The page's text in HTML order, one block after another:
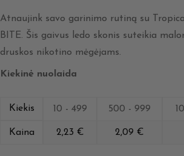
Atnaujink savo garinimo rutiną su
BITE. Šis gaivus ledo skonis suteikia
druskos nikotino mėgėjams.
Kiekinė nuolaida
Kiekis 10 - 499 500 - 999
Kaina 2,23 € 2,09 €